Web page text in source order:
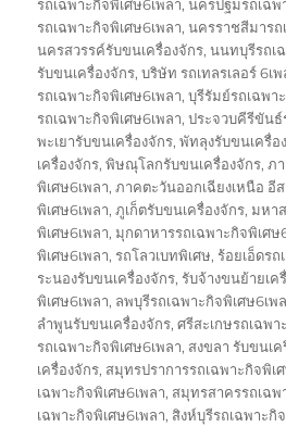
รถเฉพาะกิจพิเศษ6เพลา,นครปฐมรถเฉพ
รถเฉพาะกิจพิเศษ6เพลา,นครราชสีมารถ
นครสวรรค์รับขนเครื่องจักร,นนทบุรีรถเ
รับขนเครื่องจักร,บริษัท รถเทลรเลอร์ 6เ
รถเฉพาะกิจพิเศษ6เพลา,บุรีรัมย์รถเฉพา
รถเฉพาะกิจพิเศษ6เพลา,ประจวบคีรีขันธ์
พะเยารับขนเครื่องจักร,พัทลุงรับขนเครื่อ
เครื่องจักร,พิษณุโลกรับขนเครื่องจักร,ภ
พิเศษ6เพลา,ภาคตะวันออกเฉียงเหนือ อี
พิเศษ6เพลา,ภูเก็ตรับขนเครื่องจักร,มหา
พิเศษ6เพลา,มุกดาหารรถเฉพาะกิจพิเศษ
พิเศษ6เพลา,รถโลวเบทพิเศษ,ร้อยเอ็ดรถ
ระนองรับขนเครื่องจักร,รับจ้างขนย้ายเค
พิเศษ6เพลา, ลพบุรีรถเฉพาะกิจพิเศษ6เพ
ลำพูนรับขนเครื่องจักร,ศรีสะเกษรถเฉพา
รถเฉพาะกิจพิเศษ6เพลา, สงขลา รับขนเค
เครื่องจักร, สมุทรปราการรถเฉพาะกิจพิเ
เฉพาะกิจพิเศษ6เพลา, สมุทรสาครรถเฉพ
เฉพาะกิจพิเศษ6เพลา, สิงห์บุรีรถเฉพาะกิ